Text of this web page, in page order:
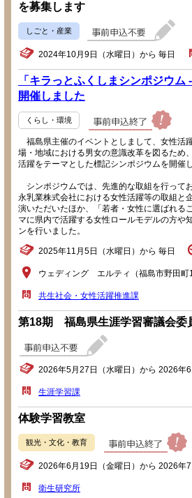
を募集します
しごと・産業
2024年10月9日（水曜日）から 毎日
「キラっとふくしまシンポジウム
開催しました
くらし・環境
福島県主催のイベントとしまして、女性活
場・地域における男女の意識改革を図るため
活躍をテーマとした標記シンポジウムを開催
シンポジウムでは、先進的な取組を行って
永乳業株式会社における女性活躍等の取組と
演いただいたほか、「若者・女性に選ばれる
マに県内で活躍する女性ロールモデルの方や
ンを行いました。
2025年11月5日（水曜日）から 毎日
ウェディング エルティ（福島市野田町
共生社会・女性活躍推進課
第18期 福島県生涯学習審議会委
2026年5月27日（水曜日）から 2026年
生涯学習課
体験学習教室
観光・文化・教育
2026年6月19日（金曜日）から 2026年
衛生研究所